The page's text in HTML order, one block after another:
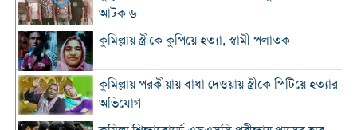
আটক ৬
কুমিল্লায় স্ত্রীকে কুপিয়ে হত্যা, স্বামী পলাতক
কুমিল্লায় পরকীয়ায় বাধা দেওয়ায় স্ত্রীকে পিটিয়ে হত্যার
অভিযোগ